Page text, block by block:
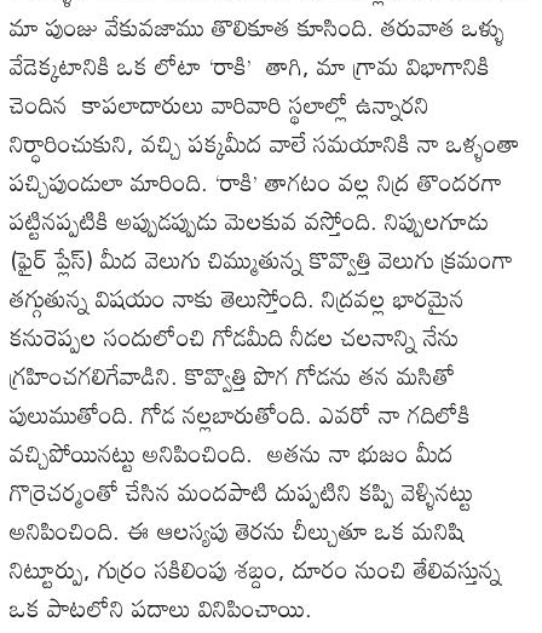
మా పుంజు వేకువజాము తొలికూత కూసింది. తరువాత ఒళ్ళు
వేడెక్కటానికి ఒక లోటా ‘రాకి’ తాగి, మా గ్రామ విభాగానికి
చెందిన కాపలాదారులు వారివారి స్థలాల్లో ఉన్నారని
నిర్ధారించుకుని, వచ్చి పక్కమీద వాలే సమయానికి నా ఒళ్ళంతా
పచ్చిపుండులా మారింది. ‘రాకి’ తాగటం వల్ల నిద్ర తొందరగా
పట్టినప్పటికి అప్పుడప్పుడు మెలకువ వస్తోంది. నిప్పులగూడు
(ఫైర్‌ ప్లేస్‌) మీద వెలుగు చిమ్ముతున్న కొవ్వొత్తి వెలుగు క్రమంగా
తగ్గుతున్న విషయం నాకు తెలుస్తోంది. నిద్రవల్ల భారమైన
కనురెప్పల సందులోంచి గోడమీది నీడల చలనాన్ని నేను
గ్రహించగలిగేవాడిని. కొవ్వొత్తి పొగ గోడను తన మసితో
పులుముతోంది. గోడ నల్లబారుతోంది. ఎవరో నా గదిలోకి
వచ్చిపోయినట్టు అనిపించింది. అతను నా భుజం మీద
గొర్రెచర్మంతో చేసిన మందపాటి దుప్పటిని కప్పి వెళ్ళినట్టు
అనిపించింది. ఈ ఆలస్యపు తెరను చీల్చుతూ ఒక మనిషి
నిట్టూర్పు, గుర్రం సకిలింపు శబ్దం, దూరం నుంచి తేలివస్తున్న
ఒక పాటలోని పదాలు వినిపించాయి.